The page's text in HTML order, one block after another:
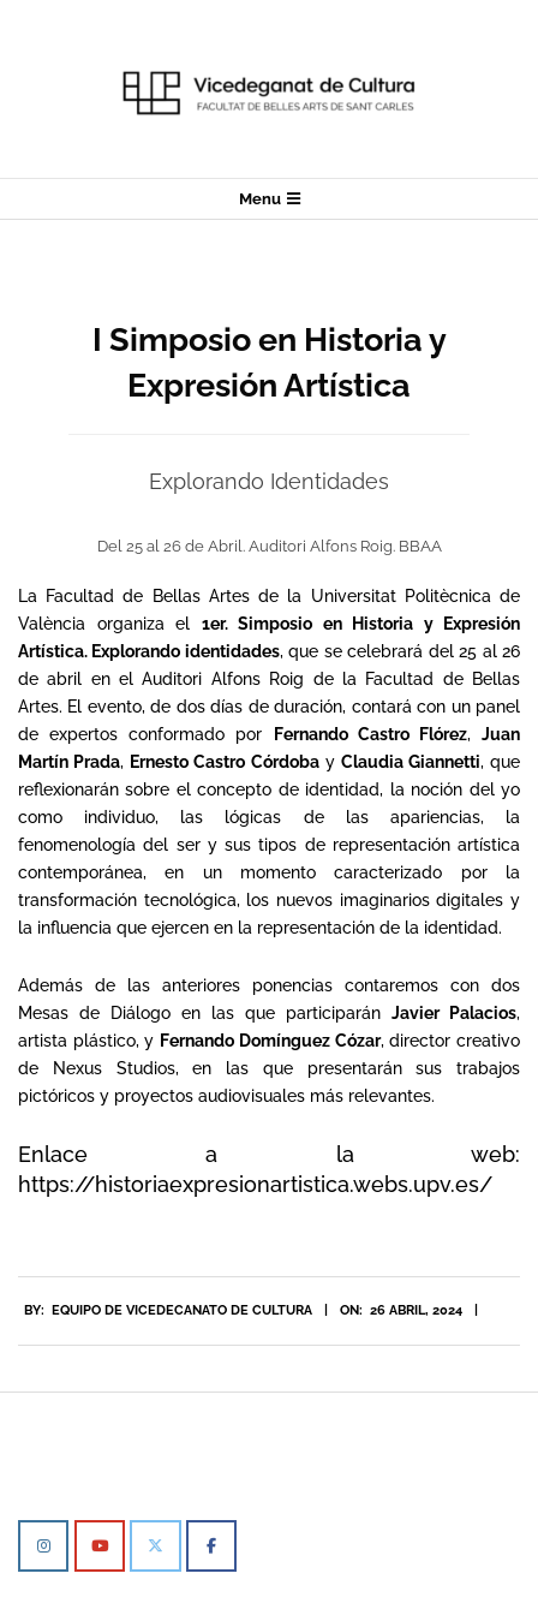
Navigation
Menu
I Simposio en Historia y
Expresión Artística
Explorando Identidades
Del 25 al 26 de Abril. Auditori Alfons Roig. BBAA
La Facultad de Bellas Artes de la Universitat Politècnica de
València organiza el 1er. Simposio en Historia y Expresión
Artística. Explorando identidades, que se celebrará del 25 al 26
de abril en el Auditori Alfons Roig de la Facultad de Bellas
Artes. El evento, de dos días de duración, contará con un panel
de expertos conformado por
Fernando Castro Flórez,Juan
Martín Prada, Ernesto Castro Córdobay Claudia Giannetti, que
reflexionarán sobre el concepto de identidad, la noción del yo
como individuo, las lógicas de las apariencias, la
fenomenología del ser y sus tipos de representación artística
contemporánea, en un momento caracterizado por la
transformación tecnológica, los nuevos imaginarios digitales y
la influencia que ejercen en la representación de la identidad.
Además de las anteriores ponencias contaremos con dos
Mesas de Diálogo en las que participarán Javier Palacios,
artista plástico, y Fernando Domínguez Cózar, director creativo
de Nexus Studios, en las que presentarán sus trabajos
pictóricos y proyectos audiovisuales más relevantes.
Enlace a la web:
https://historiaexpresionartistica.webs.upv.es/
04-
26
BY: EQUIPO DE VICEDECANATO DE CULTURA ON: 26 ABRIL, 2024